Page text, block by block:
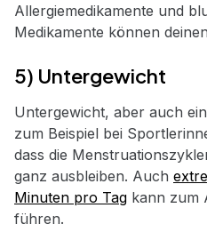
Allergiemedikamente und
Medikamente können
5) Untergewicht
Untergewicht, aber auch
zum Beispiel bei
dass die
ganz ausbleiben. Auch
Minuten pro Tag kann zum
führen.